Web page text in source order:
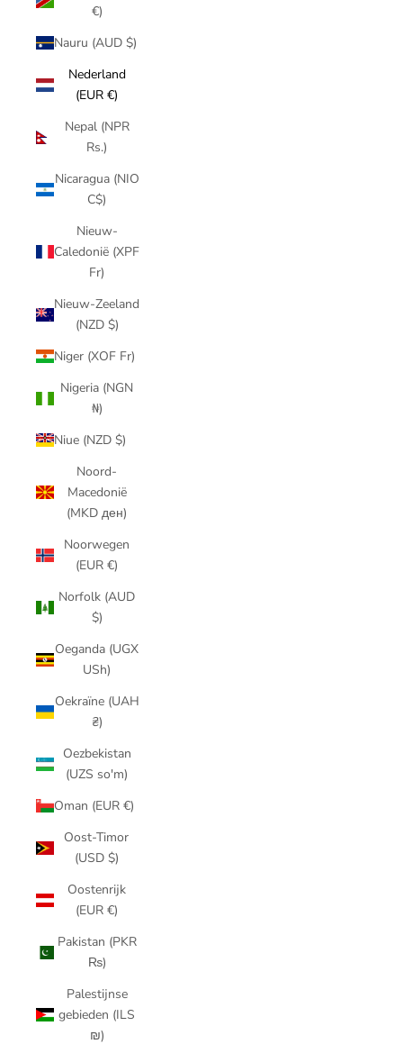
€)
Nauru (AUD $)
Nederland
(EUR €)
Nepal (NPR
Rs.)
Nicaragua (NIO
C$)
Nieuw-
Caledonië (XPF
Fr)
Nieuw-Zeeland
(NZD $)
Niger (XOF Fr)
Nigeria (NGN
₦)
Niue (NZD $)
Noord-
Macedonië
(MKD ден)
Noorwegen
(EUR €)
Norfolk (AUD
$)
Oeganda (UGX
USh)
Oekraïne (UAH
₴)
Oezbekistan
(UZS so'm)
Oman (EUR €)
Oost-Timor
(USD $)
Oostenrijk
(EUR €)
Pakistan (PKR
₨)
Palestijnse
gebieden (ILS
₪)